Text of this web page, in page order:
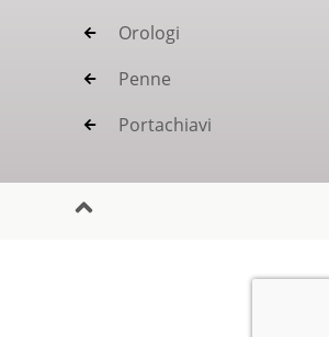
Orologi
Penne
Portachiavi